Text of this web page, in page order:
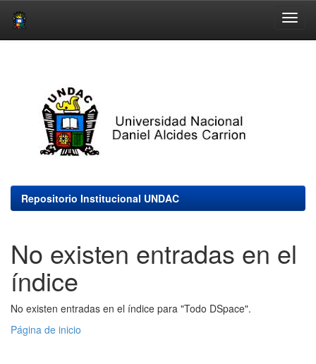
Repositorio Institucional UNDAC
No existen entradas en el
índice
No existen entradas en el índice para "Todo DSpace".
Página de inicio